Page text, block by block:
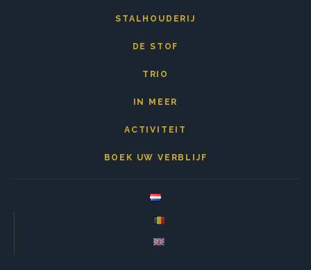
STALHOUDERIJ
DE STOF
TRIO
IN MEER
ACTIVITEIT
BOEK UW VERBLIJF